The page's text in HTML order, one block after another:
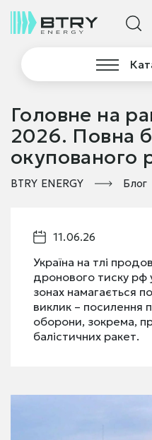
Головне на
2026. Повна
окупованого
BTRY ENERGY Блог
11.06.26
Україна на тлі
дронового тиску рф
зонах намагається
виклик – посилення
оборони, зокрема,
балістичних ракет.